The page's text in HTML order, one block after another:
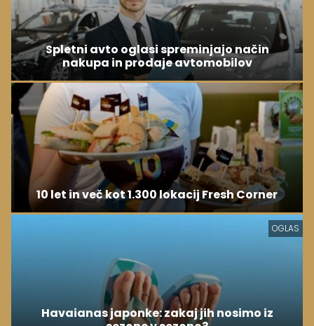
Spletni avto oglasi spreminjajo način
nakupa in prodaje avtomobilov
10 let in več kot 1.300 lokacij Fresh Corner
OGLAS
Havaianas japonke: zakaj jih nosimo iz